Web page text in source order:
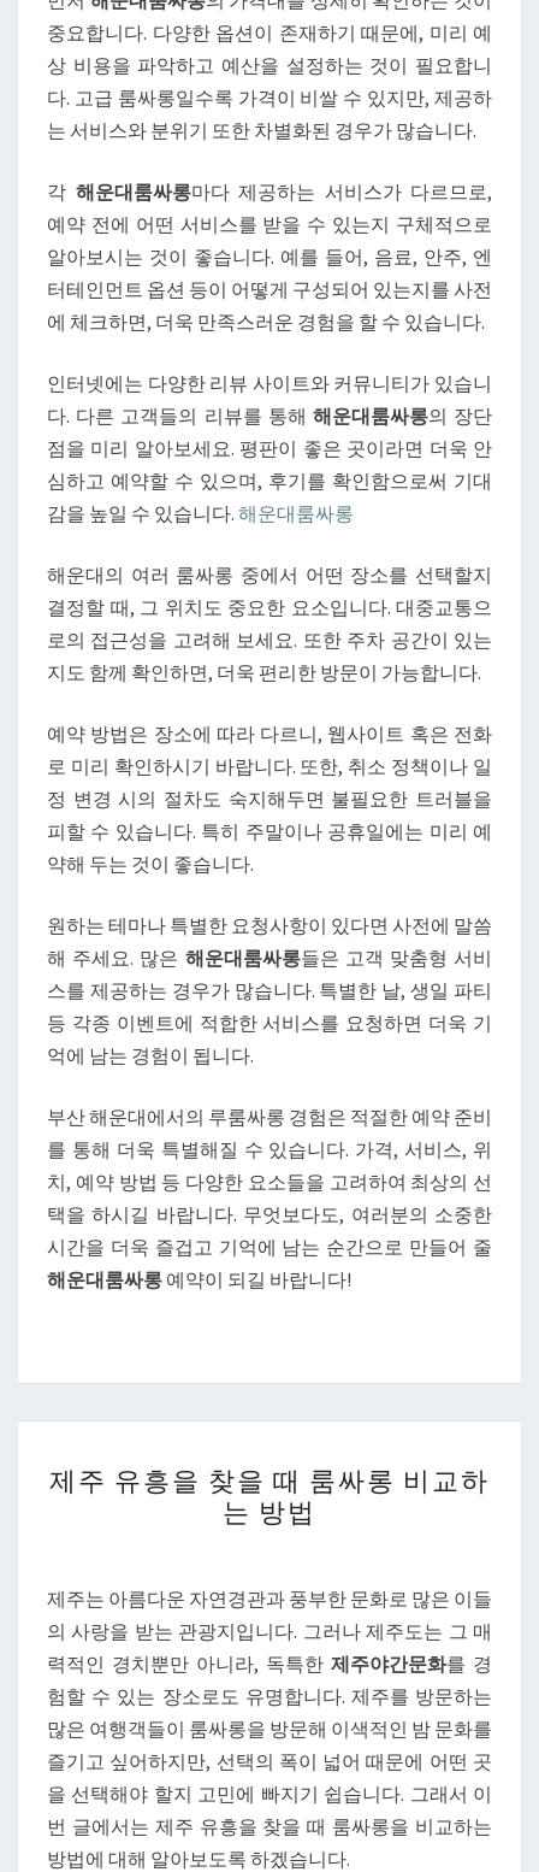
해
야
할
사
중요합니다. 다양한 옵션이 존재하기 때문에, 미리 예
상 비용을 파악하고 예산을 설정하는 것이 필요합니
다. 고급 룸싸롱일수록 가격이 비쌀 수 있지만, 제공하
는 서비스와 분위기 또한 차별화된 경우가 많습니다.
각 해운대룸싸롱마다 제공하는 서비스가 다르므로,
예약 전에 어떤 서비스를 받을 수 있는지 구체적으로
알아보시는 것이 좋습니다. 예를 들어, 음료, 안주, 엔
터테인먼트 옵션 등이 어떻게 구성되어 있는지를 사전
에 체크하면, 더욱 만족스러운 경험을 할 수 있습니다.
인터넷에는 다양한 리뷰 사이트와 커뮤니티가 있습니
다. 다른 고객들의 리뷰를 통해 해운대룸싸롱의 장단
점을 미리 알아보세요. 평판이 좋은 곳이라면 더욱 안
심하고 예약할 수 있으며, 후기를 확인함으로써 기대
감을 높일 수 있습니다. 해운대룸싸롱
해운대의 여러 룸싸롱 중에서 어떤 장소를 선택할지
결정할 때, 그 위치도 중요한 요소입니다. 대중교통으
로의 접근성을 고려해 보세요. 또한 주차 공간이 있는
지도 함께 확인하면, 더욱 편리한 방문이 가능합니다.
예약 방법은 장소에 따라 다르니, 웹사이트 혹은 전화
로 미리 확인하시기 바랍니다. 또한, 취소 정책이나 일
정 변경 시의 절차도 숙지해두면 불필요한 트러블을
피할 수 있습니다. 특히 주말이나 공휴일에는 미리 예
약해 두는 것이 좋습니다.
원하는 테마나 특별한 요청사항이 있다면 사전에 말씀
해 주세요. 많은 해운대룸싸롱들은 고객 맞춤형 서비
스를 제공하는 경우가 많습니다. 특별한 날, 생일 파티
등 각종 이벤트에 적합한 서비스를 요청하면 더욱 기
억에 남는 경험이 됩니다.
부산 해운대에서의 루룸싸롱 경험은 적절한 예약 준비
를 통해 더욱 특별해질 수 있습니다. 가격, 서비스, 위
치, 예약 방법 등 다양한 요소들을 고려하여 최상의 선
택을 하시길 바랍니다. 무엇보다도, 여러분의 소중한
시간을 더욱 즐겁고 기억에 남는 순간으로 만들어 줄
해운대룸싸롱 예약이 되길 바랍니다!
주
유
을
찾
을
때
룸
싸
롱
비
교
제주 유흥을 찾을 때 룸싸롱 비교하
는 방법
제주는 아름다운 자연경관과 풍부한 문화로 많은 이들
의 사랑을 받는 관광지입니다. 그러나 제주도는 그 매
력적인 경치뿐만 아니라, 독특한 제주야간문화를 경
험할 수 있는 장소로도 유명합니다. 제주를 방문하는
많은 여행객들이 룸싸롱을 방문해 이색적인 밤 문화를
즐기고 싶어하지만, 선택의 폭이 넓어 때문에 어떤 곳
을 선택해야 할지 고민에 빠지기 쉽습니다. 그래서 이
번 글에서는 제주 유흥을 찾을 때 룸싸롱을 비교하는
방법에 대해 알아보도록 하겠습니다.